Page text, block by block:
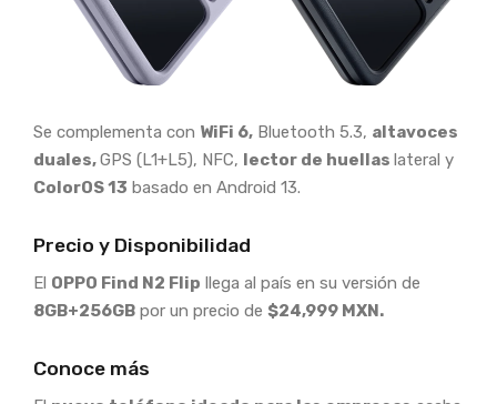
Se complementa con WiFi 6, Bluetooth 5.3, altavoces
duales,GPS (L1+L5), NFC, lector de huellas lateral y
ColorOS 13 basado en Android 13.
Precio y Disponibilidad
El OPPO Find N2 Flip llega al país en su versión de
8GB+256GB por un precio de $24,999 MXN.
Conoce más